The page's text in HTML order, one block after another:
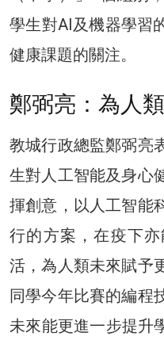
學生對AI及機器學習
健康課題的關注。
鄭弼亮：為人
教城行政總監鄭弼亮
生對人工智能及身心
揮創意，以人工智能
行的方案，在疫下
活，為人類未來賦予
同學今年比賽的編程
未來能更進一步提升